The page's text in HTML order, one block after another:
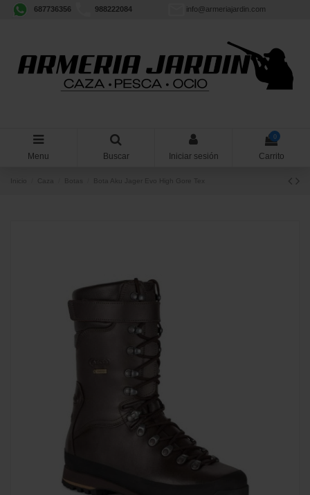
687736356 988222084 info@armeriajardin.com
Menu Buscar Iniciar sesión
0
Carrito
Bota Aku Jager Evo High Gore Tex